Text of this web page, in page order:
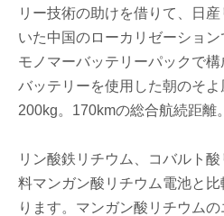
リー技術の助けを借りて、日
いた中国のローカリゼーショ
モノマーバッテリーパックで
バッテリーを使用した朝のそ
200kg。170kmの総合航続距離。
リン酸鉄リチウム、コバルト
料マンガン酸リチウム電池と
ります。マンガン酸リチウム